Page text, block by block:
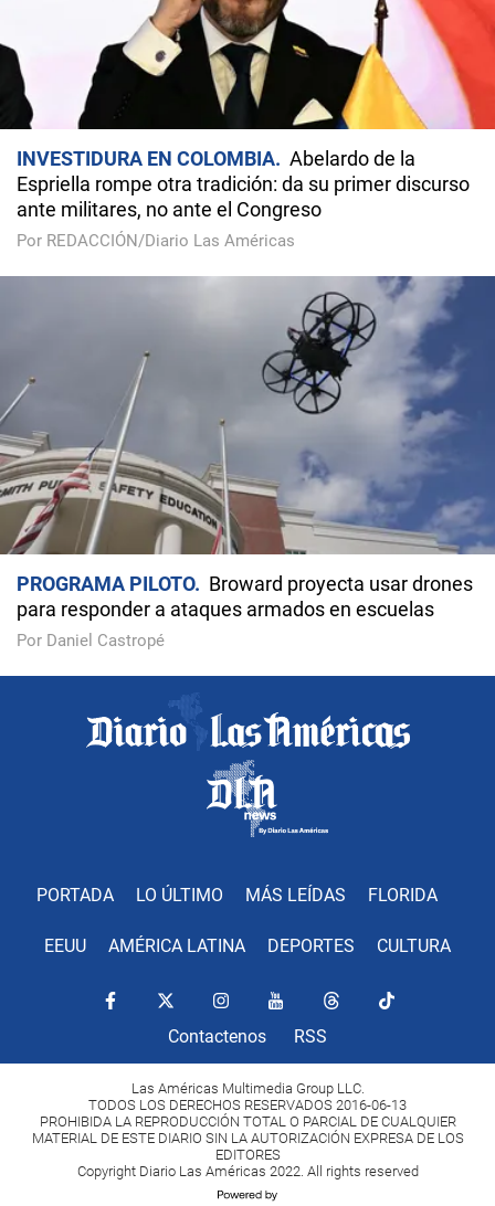
INVESTIDURA EN COLOMBIA
Abelardo de la
Espriella rompe otra tradición: da su primer discurso
ante militares, no ante el Congreso
Por REDACCIÓN/Diario Las Américas
PROGRAMA PILOTO
Broward proyecta usar drones
para responder a ataques armados en escuelas
Por Daniel Castropé
PORTADA LO ÚLTIMO MÁS LEÍDAS FLORIDA
EEUU AMÉRICA LATINA DEPORTES CULTURA
Contactenos RSS
Las Américas Multimedia Group LLC.
TODOS LOS DERECHOS RESERVADOS 2016-06-13
PROHIBIDA LA REPRODUCCIÓN TOTAL O PARCIAL DE CUALQUIER
MATERIAL DE ESTE DIARIO SIN LA AUTORIZACIÓN EXPRESA DE LOS
EDITORES
Copyright Diario Las Américas 2022. All rights reserved